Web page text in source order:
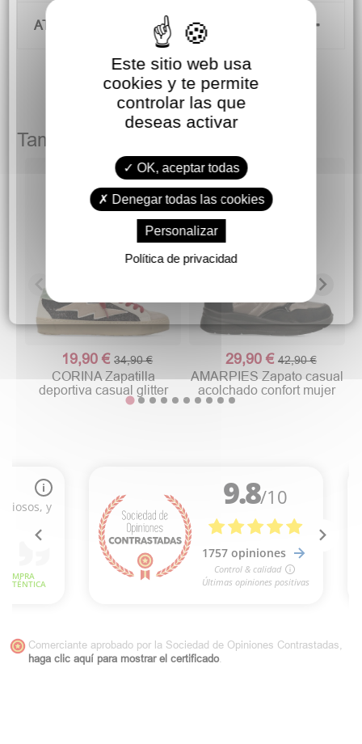
ATENCIÓN AL CLIENTE
También podría gustarte
19,90 €34,90 €
CORINA Zapatilla
deportiva casual glitter
29,90 € 42,90 €
AMARPIES Zapato casual
acolchado confort mujer
Comerciante aprobado por la Sociedad de Opiniones Contrastadas,
haga clic aquí para mostrar el certificado.
Este sitio web usa
cookies y te permite
controlar las que
deseas activar
OK, aceptar todas
Denegar todas las cookies
Personalizar
Política de privacidad